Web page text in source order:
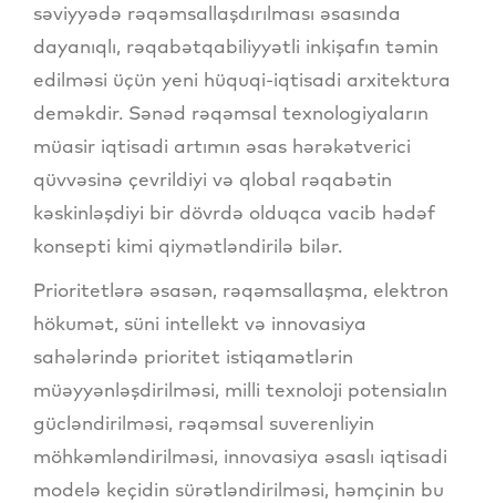
səviyyədə rəqəmsallaşdırılması əsasında
dayanıqlı, rəqabətqabiliyyətli inkişafın təmin
edilməsi üçün yeni hüquqi-iqtisadi arxitektura
deməkdir. Sənəd rəqəmsal texnologiyaların
müasir iqtisadi artımın əsas hərəkətverici
qüvvəsinə çevrildiyi və qlobal rəqabətin
kəskinləşdiyi bir dövrdə olduqca vacib hədəf
konsepti kimi qiymətləndirilə bilər.
Prioritetlərə əsasən, rəqəmsallaşma, elektron
hökumət, süni intellekt və innovasiya
sahələrində prioritet istiqamətlərin
müəyyənləşdirilməsi, milli texnoloji potensialın
gücləndirilməsi, rəqəmsal suverenliyin
möhkəmləndirilməsi, innovasiya əsaslı iqtisadi
modelə keçidin sürətləndirilməsi, həmçinin bu